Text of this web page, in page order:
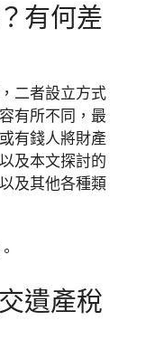
有何差
二者設立方式
有所不同，最
有錢人將財產
及本文探討的
及其他各種類
遺產稅